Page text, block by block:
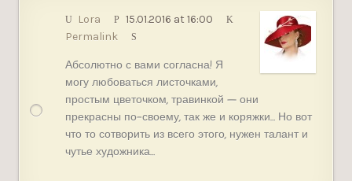
Lora
15.01.2016 at 16:00
Permalink
Абсолютно с вами согласна! Я
могу любоваться листочками,
простым цветочком, травинкой — они
прекрасны по-своему, так же и коряжки… Но вот
что то сотворить из всего этого, нужен талант и
чутье художника…